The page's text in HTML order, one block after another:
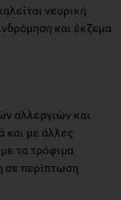
νευρική
και έκζεμα
αλλεργιών και
και με άλλες
τα τρόφιμα
σε περίπτωση